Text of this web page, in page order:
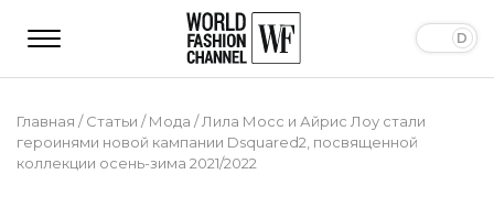
Главная /Статьи /Мода /Лила Мосс и Айрис Лоу стали
героинями новой кампании Dsquared2, посвященной
коллекции осень-зима 2021/2022